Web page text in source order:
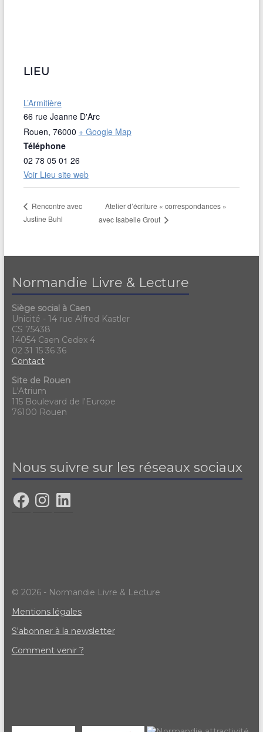
LIEU
L’Armitière
66 rue Jeanne D'Arc
Rouen, 76000 + Google Map
Téléphone
02 78 05 01 26
Voir Lieu site web
Rencontre avec
Justine Buhl
Atelier d’écriture « correspondances »
avec Isabelle Grout
Normandie Livre & Lecture
Siège social à Caen
Unicité - 14 rue Alfred Kastler
CS 75438
14054 Caen Cedex 4
02 31 15 36 36
Contact
Site de Rouen
L'Atrium
115 Boulevard de l'Europe
76100 Rouen
Nous suivre sur les réseaux sociaux
© 2026 - Normandie Livre & Lecture
Mentions légales
S'abonner à la newsletter
Comment venir ?